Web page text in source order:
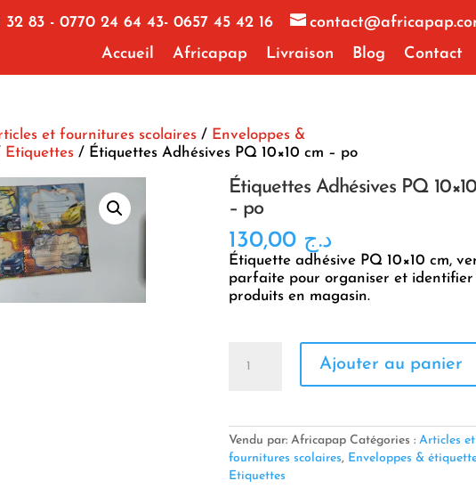
32 83 - 0770 24 64 43- 0657 45 42 16
Accueil
Africapap Livraison Blog Contact
et fournitures scolaires/ Enveloppes &
Etiquettes/ Étiquettes Adhésives PQ 10×10 cm – po
Étiquettes Adhésives PQ
– po
د.ج 130,00
Étiquette adhésive PQ 10×10 cm,
parfaite pour organiser et identifier
produits en magasin.
10x10
cm
–
Ajouter au panier
Vendu par: Africapap Catégories : Articles et
fournitures scolaires, Enveloppes &
Etiquettes